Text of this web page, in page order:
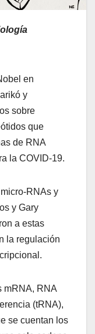
en
y
sobre
que
de RNA
la COVID-19.
RNAs y
y Gary
a estas
la regulación
mRNA, RNA
(tRNA),
se cuentan los